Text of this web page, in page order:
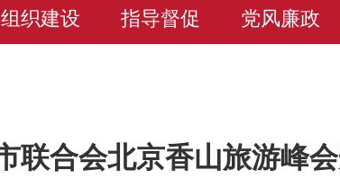
组织建设 指导督促 党风廉政
联合会北京香山旅游峰